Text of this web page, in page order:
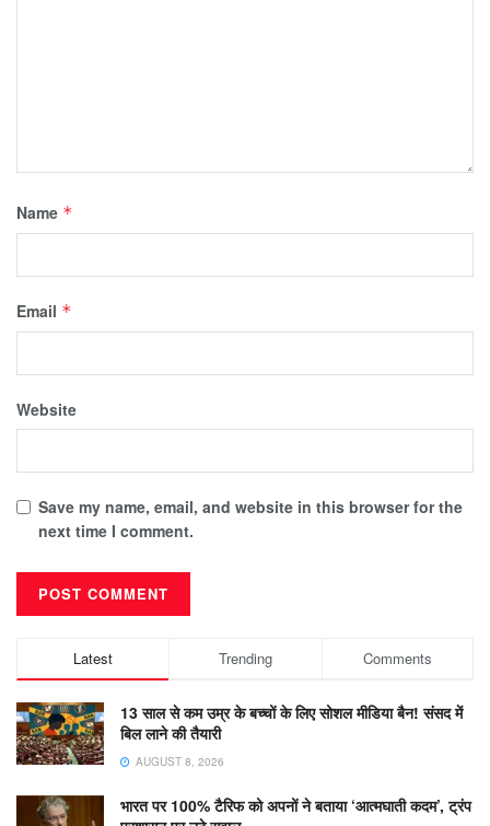
Name *
Email *
Website
Save my name, email, and website in this browser for the
next time I comment.
Latest Trending Comments
13 साल से कम उम्र के बच्चों के लिए सोशल मीडिया बैन! संसद में
बिल लाने की तैयारी
AUGUST 8, 2026
भारत पर 100% टैरिफ को अपनों ने बताया ‘आत्मघाती कदम’, ट्रंप